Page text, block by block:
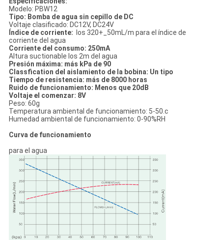
Modelo: PBW12
Tipo: Bomba de agua sin cepillo de DC
Voltaje clasificado: DC12V, DC24V
Índice de corriente:
los 320+_50mL/m para el índice de
corriente del agua
Corriente del consumo: 250mA
Altura suctionable los 2m del agua
Presión máxima: más kPa de 90
Classfication del aislamiento de la bobina: Un tipo
Tiempo de resistencia: más de 8000 horas
Ruido de funcionamiento: Menos que 20dB
Voltaje el comenzar: 8V
Peso: 60g
Temperatura ambiental de funcionamiento: 5-50.c
Humedad ambiental de funcionamiento: 0-90%RH
Curva de funcionamiento
para el agua